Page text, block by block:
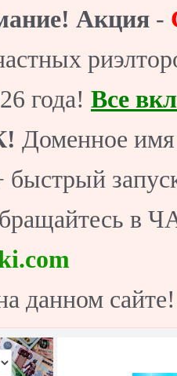
Акция -
года! Все
Доменное
в
данном сайте!